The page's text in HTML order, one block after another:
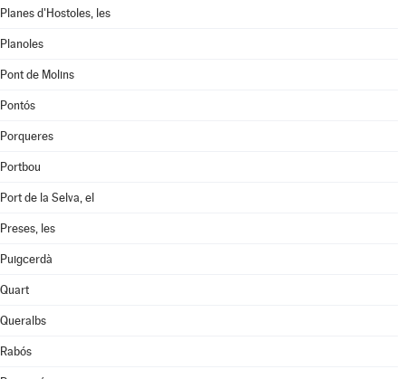
Planes d'Hostoles, les
Planoles
Pont de Molins
Pontós
Porqueres
Portbou
Port de la Selva, el
Preses, les
Puigcerdà
Quart
Queralbs
Rabós